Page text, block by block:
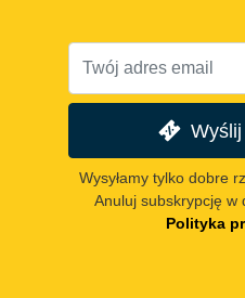
Wysyłamy tylko dobre
Anuluj subskrypcję w
Polityka